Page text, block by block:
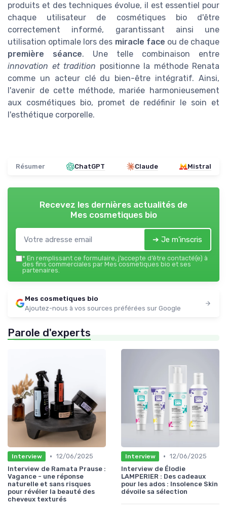
produits et des techniques évolue, il est essentiel pour
chaque utilisateur de cosmétiques bio d'être
correctement informé, garantissant ainsi une
utilisation optimale lors des miracle face ou de chaque
première séance. Une telle combinaison entre
innovation et tradition positionne la méthode Renata
comme un acteur clé du bien-être intégratif. Ainsi,
l'avenir de cette méthode, mariée harmonieusement
aux cosmétiques bio, promet de redéfinir le soin et
l'esthétique corporelle.
Résumer ChatGPT Claude Mistral
Recevez les dernières actualités de
Mes cosmetiques bio
➔ Je m'inscris
* En remplissant ce formulaire, j’accepte d’être contacté(e) à
des fins commerciales par Mes cosmetiques bio et ses
partenaires.
Mes cosmetiques bio
Ajoutez-nous à vos sources préférées sur Google
Parole d'experts
Interview • 12/06/2025
Interview de Ramata Prause :
Vagance - une réponse
naturelle et sans risques
pour révéler la beauté des
cheveux texturés
Interview • 12/06/2025
Interview de Élodie
LAMPERIER : Des cadeaux
pour les ados : Insolence Skin
dévoile sa sélection